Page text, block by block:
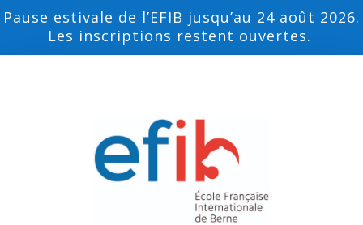
Pause estivale de l’EFIB jusqu’au 24 août 2026.
Les inscriptions restent ouvertes.